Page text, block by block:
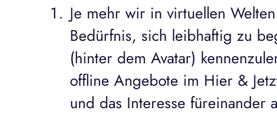
Je mehr wir in virtuellen
Bedürfnis, sich leibhaftig zu
(hinter dem Avatar)
offline Angebote im Hier &
und das Interesse füreinander